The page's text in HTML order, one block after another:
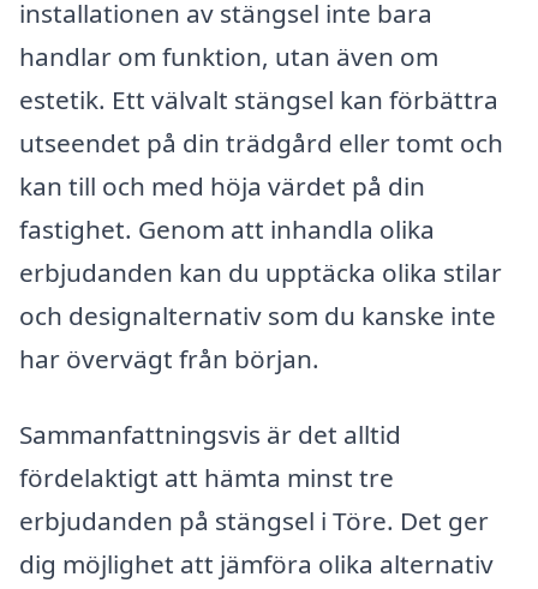
installationen av stängsel inte bara
handlar om funktion, utan även om
estetik. Ett välvalt stängsel kan förbättra
utseendet på din trädgård eller tomt och
kan till och med höja värdet på din
fastighet. Genom att inhandla olika
erbjudanden kan du upptäcka olika stilar
och designalternativ som du kanske inte
har övervägt från början.
Sammanfattningsvis är det alltid
fördelaktigt att hämta minst tre
erbjudanden på stängsel i Töre. Det ger
dig möjlighet att jämföra olika alternativ